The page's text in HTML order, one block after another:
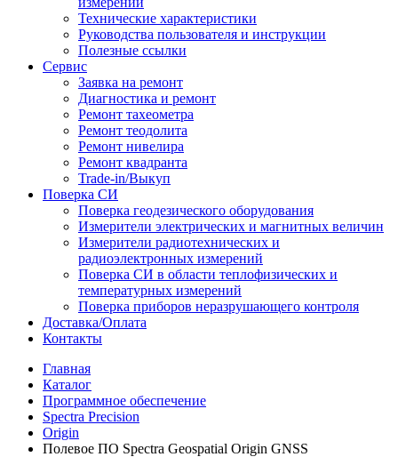
Технические характеристики
Руководства пользователя и инструкции
Полезные ссылки
Сервис
Заявка на ремонт
Диагностика и ремонт
Ремонт тахеометра
Ремонт теодолита
Ремонт нивелира
Ремонт квадранта
Trade-in/Выкуп
Поверка СИ
Поверка геодезического оборудования
Измерители электрических и магнитных величин
Измерители радиотехнических и
радиоэлектронных измерений
Поверка СИ в области теплофизических и
температурных измерений
Поверка приборов неразрушающего контроля
Доставка/Оплата
Контакты
Главная
Каталог
Программное обеспечение
Spectra Precision
Origin
Полевое ПО Spectra Geospatial Origin GNSS